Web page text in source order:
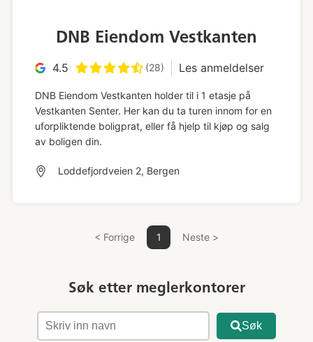
DNB Eiendom Vestkanten
4.5 (28) Les anmeldelser
DNB Eiendom Vestkanten holder til i 1 etasje på
Vestkanten Senter. Her kan du ta turen innom for en
uforpliktende boligprat, eller få hjelp til kjøp og salg
av boligen din.
Loddefjordveien 2, Bergen
< Forrige 1 Neste >
Søk etter meglerkontorer
Søk